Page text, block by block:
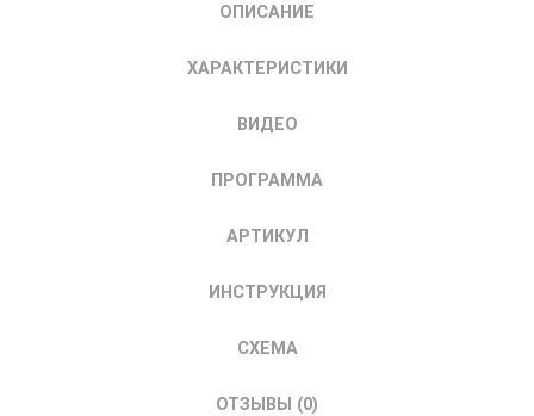
ОПИСАНИЕ
ХАРАКТЕРИСТИКИ
ВИДЕО
ПРОГРАММА
АРТИКУЛ
ИНСТРУКЦИЯ
СХЕМА
ОТЗЫВЫ (0)